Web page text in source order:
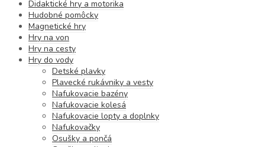
Didaktické hry a motorika
Hudobné pomôcky
Magnetické hry
Hry na von
Hry na cesty
Hry do vody
Detské plavky
Plavecké rukávniky a vesty
Nafukovacie bazény
Nafukovacie kolesá
Nafukovacie lopty a doplnky
Nafukovačky
Osušky a pončá